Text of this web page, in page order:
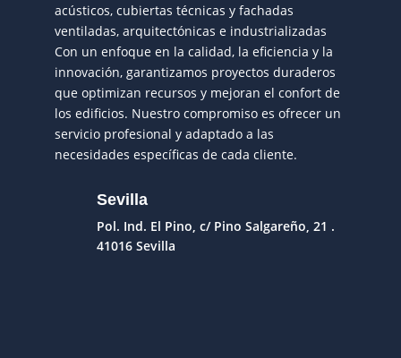
acústicos, cubiertas técnicas y fachadas
ventiladas, arquitectónicas e industrializadas
Con un enfoque en la calidad, la eficiencia y la
innovación, garantizamos proyectos duraderos
que optimizan recursos y mejoran el confort de
los edificios. Nuestro compromiso es ofrecer un
servicio profesional y adaptado a las
necesidades específicas de cada cliente.
Sevilla
Pol. Ind. El Pino, c/ Pino Salgareño, 21 .
41016 Sevilla